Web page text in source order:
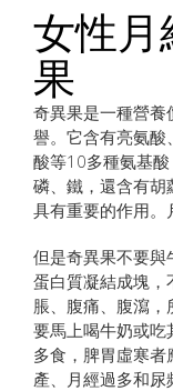
女性月
果
奇異果是一種營養
譽。它含有亮氨酸
酸等10多種氨基酸
磷、鐵，還含有胡
具有重要的作用。
但是奇異果不要與
蛋白質凝結成塊，
脹、腹痛、腹瀉，
要馬上喝牛奶或吃
多食，脾胃虛寒
產、月經過多和尿